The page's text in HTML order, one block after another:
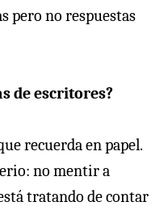
pero no respuestas
de escritores?
recuerda en papel.
no mentir a
tratando de contar